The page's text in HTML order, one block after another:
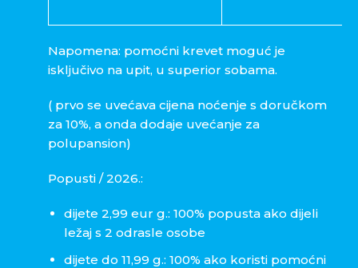
Napomena: pomoćni krevet moguć je
isključivo na upit, u superior sobama.
( prvo se uvećava cijena noćenje s doručkom
za 10%, a onda dodaje uvećanje za
polupansion)
Popusti / 2026.:
dijete 2,99 eur g.: 100% popusta ako dijeli
ležaj s 2 odrasle osobe
dijete do 11,99 g.: 100% ako koristi pomoćni